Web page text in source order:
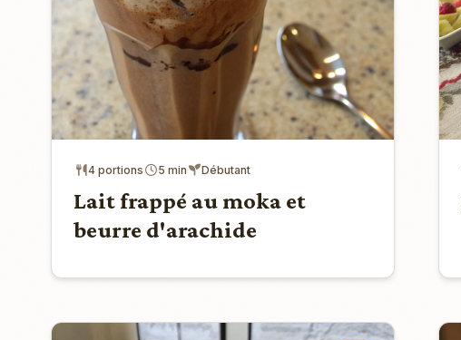
4 portions 5 min Débutant
Lait frappé au moka et
beurre d'arachide